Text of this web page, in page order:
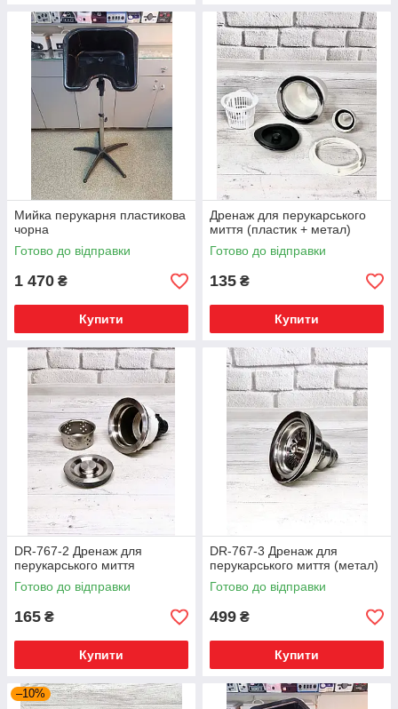
Мийка перукарня пластикова
чорна
Готово до відправки
1 470 ₴
Купити
Дренаж для перукарського
миття (пластик + метал)
Готово до відправки
135 ₴
Купити
DR-767-2 Дренаж для
перукарського миття
Готово до відправки
165 ₴
Купити
DR-767-3 Дренаж для
перукарського миття (метал)
Готово до відправки
499 ₴
Купити
–10%